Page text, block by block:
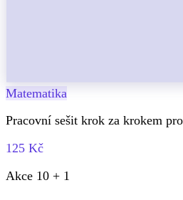
Matematika
Pracovní sešit krok za krokem
125 Kč
Akce 10 + 1